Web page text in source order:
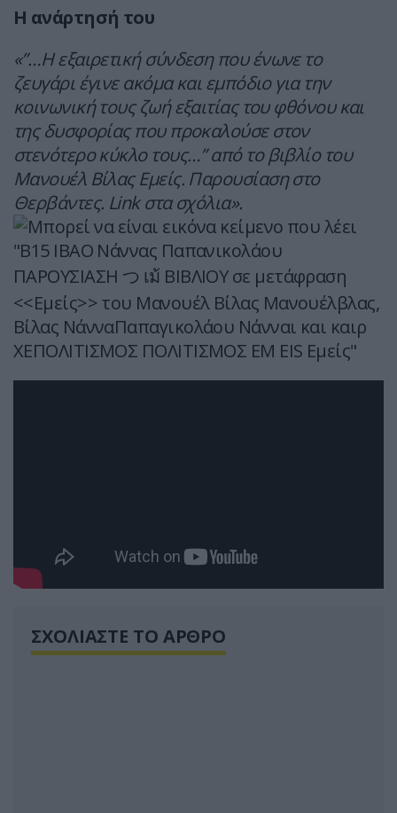
Η ανάρτησή του
«”…Η εξαιρετική σύνδεση που ένωνε το
ζευγάρι έγινε ακόμα και εμπόδιο για την
κοινωνική τους ζωή εξαιτίας του φθόνου και
της δυσφορίας που προκαλούσε στον
στενότερο κύκλο τους…” από το βιβλίο του
Μανουέλ Βίλας Εμείς. Παρουσίαση στο
Θερβάντες. Link στα σχόλια».
ΣΧΟΛΙΑΣΤΕ ΤΟ ΑΡΘΡΟ